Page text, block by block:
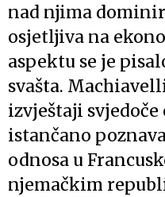
nad njima
osjetljiva na
aspektu se je
svašta.
izvještaji svjedoče
istančano
odnosa u
njemačkim